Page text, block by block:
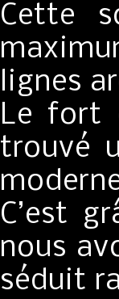
Cette
lignes
Le fort
trouvé
C’est
nous
séduit